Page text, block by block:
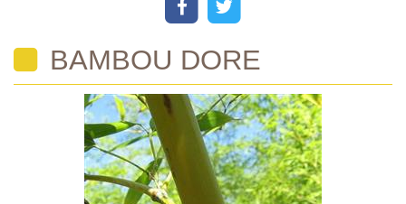
BAMBOU DORE